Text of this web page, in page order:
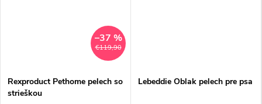
€119,90
–37 %
Rexproduct Pethome pelech so
strieškou
Lebeddie Oblak pelech pre psa